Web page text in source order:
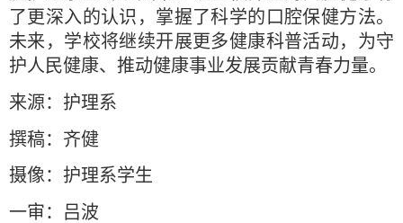
了更深入的认识，掌握了科学的口腔保健方法。
未来，学校将继续开展更多健康科普活动，为守
护人民健康、推动健康事业发展贡献青春力量。
来源：护理系
撰稿：齐健
摄像：护理系学生
一审：吕波